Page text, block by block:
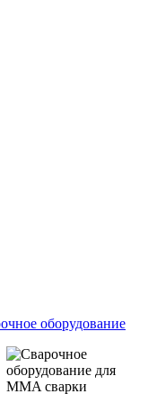
оборудование